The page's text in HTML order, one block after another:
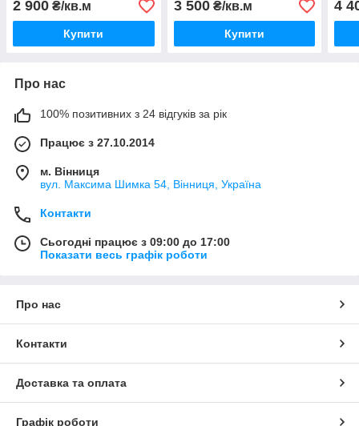
2 900 ₴/кв.м
Купити
3 500₴/кв.м
Купити
4
Про нас
100% позитивних з 24 відгуків за рік
Працює з 27.10.2014
м. Вінниця
вул. Максима Шимка 54, Вінниця, Україна
Контакти
Сьогодні працює з 09:00 до 17:00
Показати весь графік роботи
Про нас
Контакти
Доставка та оплата
Графік роботи